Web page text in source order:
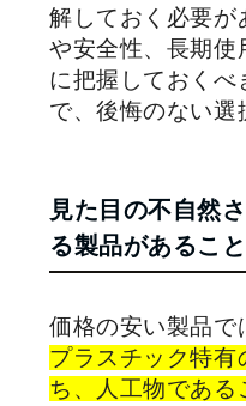
解しておく必要が
や安全性、長期使
に把握しておくべ
で、後悔のない選
見た目の不自然
る製品があること
価格の安い製品で
プラスチック特有
ち、人工物である